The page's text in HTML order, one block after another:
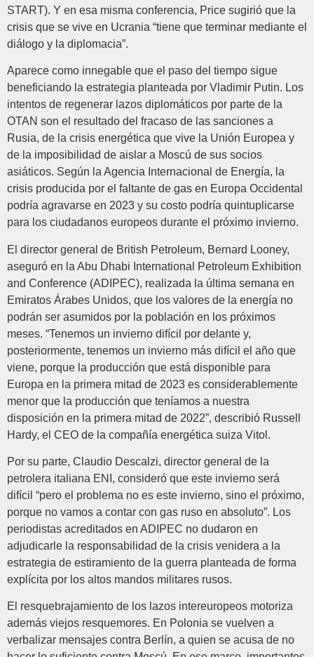
START). Y en esa misma conferencia, Price sugirió que la
crisis que se vive en Ucrania “tiene que terminar mediante el
diálogo y la diplomacia”.
Aparece como innegable que el paso del tiempo sigue
beneficiando la estrategia planteada por Vladimir Putin. Los
intentos de regenerar lazos diplomáticos por parte de la
OTAN son el resultado del fracaso de las sanciones a
Rusia, de la crisis energética que vive la Unión Europea y
de la imposibilidad de aislar a Moscú de sus socios
asiáticos. Según la Agencia Internacional de Energía, la
crisis producida por el faltante de gas en Europa Occidental
podría agravarse en 2023 y su costo podría quintuplicarse
para los ciudadanos europeos durante el próximo invierno.
El director general de British Petroleum, Bernard Looney,
aseguró en la Abu Dhabi International Petroleum Exhibition
and Conference (ADIPEC), realizada la última semana en
Emiratos Árabes Unidos, que los valores de la energía no
podrán ser asumidos por la población en los próximos
meses. “Tenemos un invierno difícil por delante y,
posteriormente, tenemos un invierno más difícil el año que
viene, porque la producción que está disponible para
Europa en la primera mitad de 2023 es considerablemente
menor que la producción que teníamos a nuestra
disposición en la primera mitad de 2022”, describió Russell
Hardy, el CEO de la compañía energética suiza Vitol.
Por su parte, Claudio Descalzi, director general de la
petrolera italiana ENI, consideró que este invierno será
difícil “pero el problema no es este invierno, sino el próximo,
porque no vamos a contar con gas ruso en absoluto”. Los
periodistas acreditados en ADIPEC no dudaron en
adjudicarle la responsabilidad de la crisis venidera a la
estrategia de estiramiento de la guerra planteada de forma
explícita por los altos mandos militares rusos.
El resquebrajamiento de los lazos intereuropeos motoriza
además viejos resquemores. En Polonia se vuelven a
verbalizar mensajes contra Berlín, a quien se acusa de no